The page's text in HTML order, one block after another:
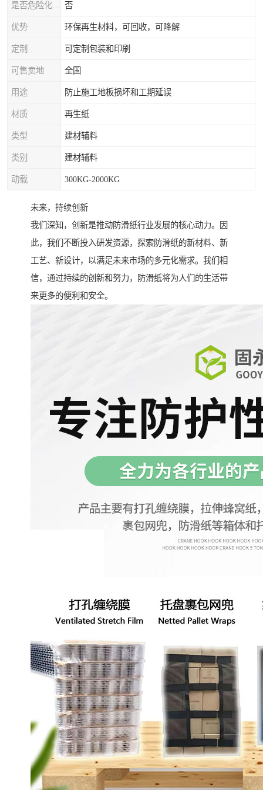
否
优势 环保再生材料，可回收，可降解
定制 可定制包装和印刷
可售卖地 全国
用途 防止施工地板损坏和工期延误
材质 再生纸
类型 建材辅料
类别 建材辅料
动载 300KG-2000KG
未来，持续创新
我们深知，创新是推动防滑纸行业发展的核心动力。因
此，我们不断投入研发资源，探索防滑纸的新材料、新
工艺、新设计，以满足未来市场的多元化需求。我们相
信，通过持续的创新和努力，防滑纸将为人们的生活带
来更多的便利和安全。